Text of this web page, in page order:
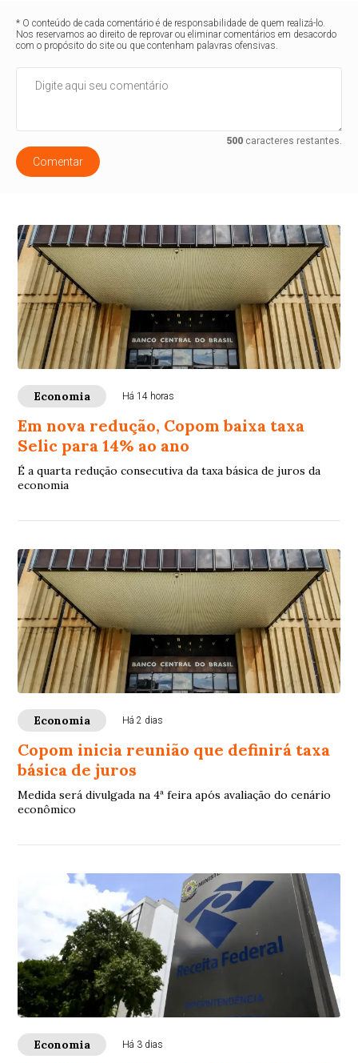
* O conteúdo de cada comentário é de responsabilidade de quem realizá-lo.
Nos reservamos ao direito de reprovar ou eliminar comentários em desacordo
com o propósito do site ou que contenham palavras ofensivas.
500caracteres restantes.
Comentar
Economia Há 14 horas
Em nova redução, Copom baixa taxa
Selic para 14% ao ano
É a quarta redução consecutiva da taxa básica de juros da
economia
Economia Há 2 dias
Copom inicia reunião que definirá taxa
básica de juros
Medida será divulgada na 4ª feira após avaliação do cenário
econômico
Economia Há 3 dias